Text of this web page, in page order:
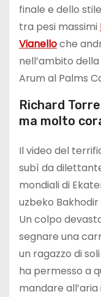
finale e dello
tra pesi massimi
Vianelloche
nell’ambito
Arum al Palms
Richard
ma molto
Il video del
subì da
mondiali di
uzbeko
Un colpo
segnare una
un ragazzo di
ha permesso a
mandare